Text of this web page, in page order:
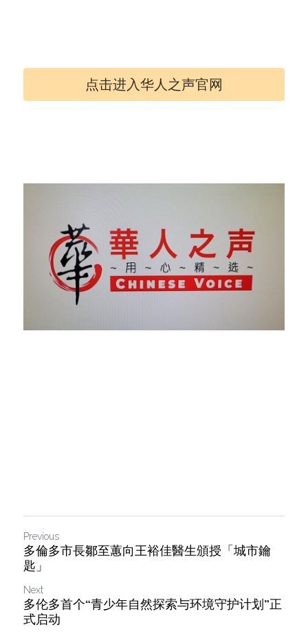
点击进入华人之声官网
Previous
多倫多市長鄒至蕙向王裕佳醫生頒授「城市鑰
匙」
Next
多伦多首个“青少年自然探索与环境守护计划”正
式启动